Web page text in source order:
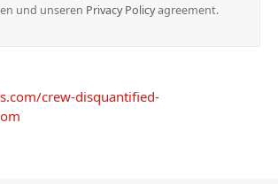
und unseren Privacy Policyagreement.
crew-disquantified-